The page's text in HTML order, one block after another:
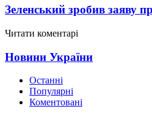
Зеленський зробив заяву
Читати коментарі
Новини України
Останні
Популярні
Коментовані